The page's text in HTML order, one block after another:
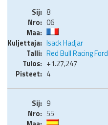
8
06
Isack Hadjar
Red Bull Racing Ford
+1.27,247
4
9
55